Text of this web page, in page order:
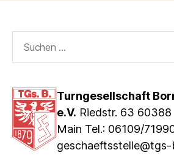
Turngesellschaft
e.V. Riedstr. 63
Main Tel.: 06109/
geschaeftsstelle@tgs-
nach: